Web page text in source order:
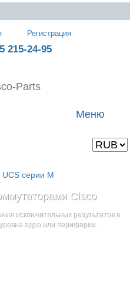
Регистрация
215-24-95
Меню
Cisco
исключительных результатов в
ядра или периферии.
UCS серии C
стоимости владенияи
бизнеса